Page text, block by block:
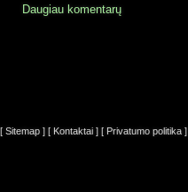
Daugiau komentarų
[ Sitemap ] [ Kontaktai ] [ Privatumo politika ]